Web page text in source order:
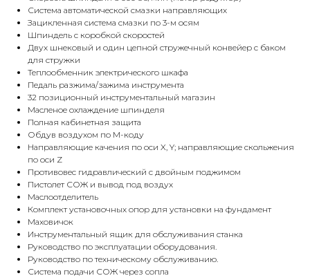
Система автоматической смазки направляющих
Зацикленная система смазки по 3-м осям
Шпиндель с коробкой скоростей
Двух шнековый и один цепной стружечный конвейер с баком
для стружки
Теплообменник электрического шкафа
Педаль разжима/зажима инструмента
32 позиционный инструментальный магазин
Масленое охлаждение шпинделя
Полная кабинетная защита
Обдув воздухом по М-коду
Направляющие качения по оси X, Y; направляющие скольжения
по оси Z
Противовес гидравлический с двойным поджимом
Пистолет СОЖ и вывод под воздух
Маслоотделитель
Комплект установочных опор для установки на фундамент
Маховичок
Инструментальный ящик для обслуживания станка
Руководство по эксплуатации оборудования.
Руководство по техническому обслуживанию.
Система подачи СОЖ через сопла